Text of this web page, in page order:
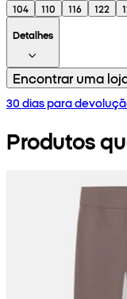
104 110 116 122
Detalhes
Encontrar uma
30 dias para
Produtos